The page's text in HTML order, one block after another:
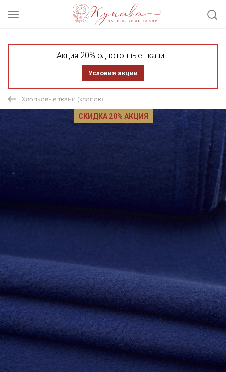
Акция 20% однотонные ткани!
Условия акции
Хлопковые ткани (хлопок)
СКИДКА 20% АКЦИЯ